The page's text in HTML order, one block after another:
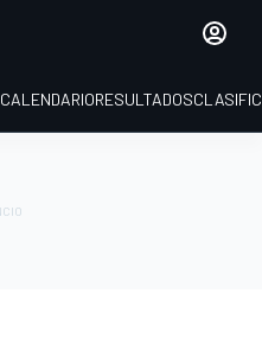
CALENDARIORESULTADOS